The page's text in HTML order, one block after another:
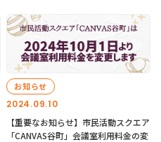
2024.09.10
お知らせ
【重要なお知らせ】市民活動スクエア
「CANVAS谷町」会議室利用料金の変